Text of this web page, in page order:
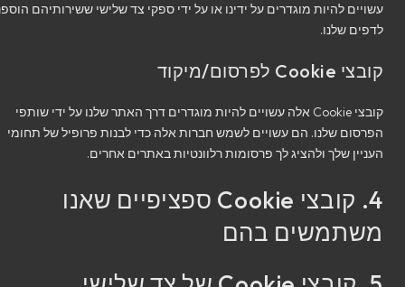
עשויים להיות מוגדרים על ידינו או על ידי ספקי צד שלישי ששירותיהם הוספנו
לדפים שלנו.
קובצי Cookie לפרסום/מיקוד
קובצי Cookie אלה עשויים להיות מוגדרים דרך האתר שלנו על ידי שותפי
הפרסום שלנו. הם עשויים לשמש חברות אלה כדי לבנות פרופיל של תחומי
העניין שלך ולהציג לך פרסומות רלוונטיות באתרים אחרים.
4. קובצי Cookie ספציפיים שאנו
משתמשים בהם